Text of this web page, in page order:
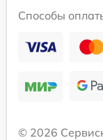
Способы
© 2026